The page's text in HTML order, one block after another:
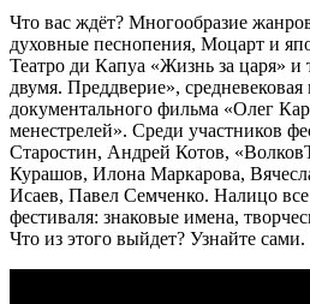
Что вас ждёт? Многообразие
духовные песнопения, Моцарт и
Театро ди Капуа «Жизнь за царя»
двумя. Преддверие»,
документального фильма «Олег
менестрелей». Среди участников
Старостин, Андрей Котов,
Курашов, Илона Маркарова,
Исаев, Павел Семченко. Налицо
фестиваля: знаковые имена,
Что из этого выйдет? Узнайте сами.